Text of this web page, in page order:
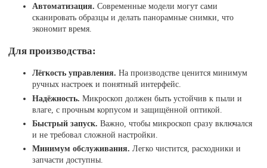
Автоматизация. Современные модели могут сами
сканировать образцы и делать панорамные снимки, что
экономит время.
Для производства:
Лёгкость управления. На производстве ценится минимум
ручных настроек и понятный интерфейс.
Надёжность. Микроскоп должен быть устойчив к пыли и
влаге, с прочным корпусом и защищённой оптикой.
Быстрый запуск. Важно, чтобы микроскоп сразу включался
и не требовал сложной настройки.
Минимум обслуживания. Легко чистится, расходники и
запчасти доступны.